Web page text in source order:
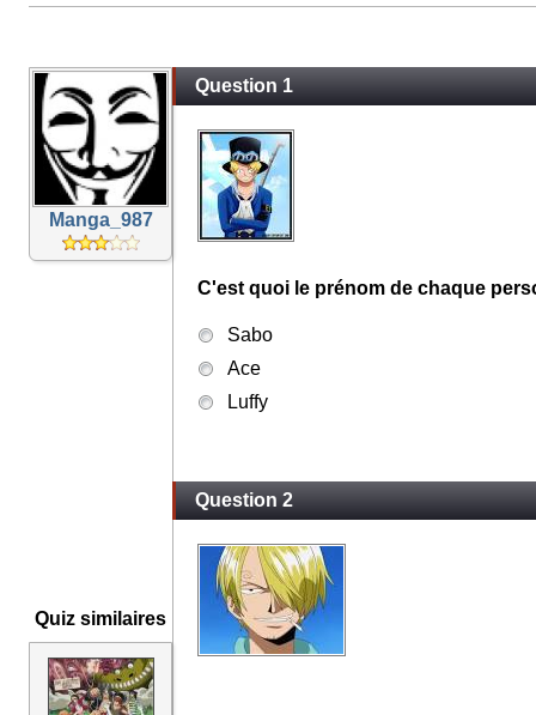
Manga_987
Quiz similaires
Question 1
C'est quoi le prénom de chaque
Sabo
Ace
Luffy
Question 2